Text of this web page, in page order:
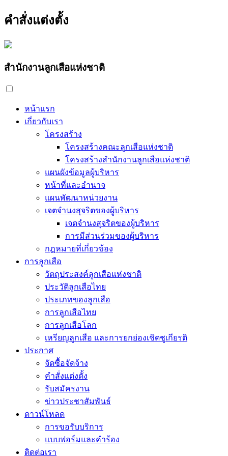
คำสั่งแต่งตั้ง
สำนักงานลูกเสือแห่งชาติ
หน้าแรก
เกี่ยวกับเรา
โครงสร้าง
โครงสร้างคณะลูกเสือแห่งชาติ
โครงสร้างสำนักงานลูกเสือแห่งชาติ
แผนผังข้อมูลผู้บริหาร
หน้าที่และอำนาจ
แผนพัฒนาหน่วยงาน
เจตจำนงสุจริตของผู้บริหาร
เจตจำนงสุจริตของผู้บริหาร
การมีส่วนร่วมของผู้บริหาร
กฎหมายที่เกี่ยวข้อง
การลูกเสือ
วัตถุประสงค์ลูกเสือแห่งชาติ
ประวัติลูกเสือไทย
ประเภทของลูกเสือ
การลูกเสือไทย
การลูกเสือโลก
เหรียญลูกเสือ และการยกย่องเชิดชูเกียรติ
ประกาศ
จัดซื้อจัดจ้าง
คำสั่งแต่งตั้ง
รับสมัครงาน
ข่าวประชาสัมพันธ์
ดาวน์โหลด
การขอรับบริการ
แบบฟอร์มและคำร้อง
ติดต่อเรา